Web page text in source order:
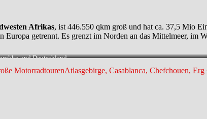
Afrikas, ist 446.550 qkm groß und hat ca. 37,5 Mio
getrennt. Es grenzt im Norden an das Mittelmeer, im
und Deutschland.
MotorradtourenSchlagwörter
Atlasgebirge, Casablanca, Chefchouen, Erg